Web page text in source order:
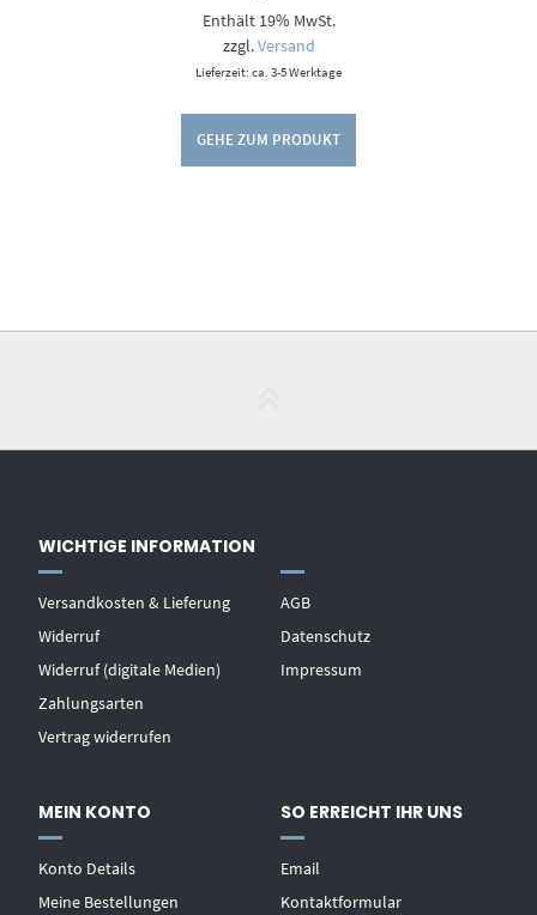
Enthält 19% MwSt.
zzgl.Versand
Lieferzeit: ca. 3-5 Werktage
GEHE ZUM PRODUKT
WICHTIGE INFORMATION
Versandkosten & Lieferung
Widerruf
Widerruf (digitale Medien)
Zahlungsarten
Vertrag widerrufen
AGB
Datenschutz
Impressum
MEIN KONTO
Konto Details
Meine Bestellungen
SO ERREICHT IHR UNS
Email
Kontaktformular